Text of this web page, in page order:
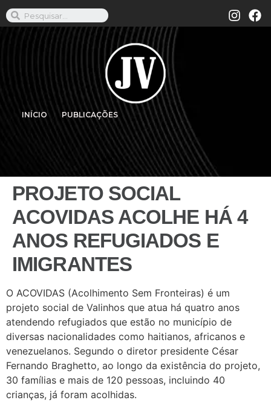
INÍCIO PUBLICAÇÕES
PROJETO SOCIAL
ACOVIDAS ACOLHE HÁ 4
ANOS REFUGIADOS E
IMIGRANTES
O ACOVIDAS (Acolhimento Sem Fronteiras) é um
projeto social de Valinhos que atua há quatro anos
atendendo refugiados que estão no município de
diversas nacionalidades como haitianos, africanos e
venezuelanos. Segundo o diretor presidente César
Fernando Braghetto, ao longo da existência do projeto,
30 famílias e mais de 120 pessoas, incluindo 40
crianças, já foram acolhidas.